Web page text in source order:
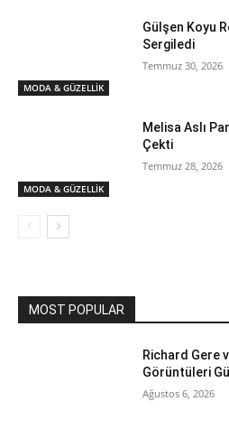
MODA & GÜZELLİK
Gülşen Koyu
Sergiledi
Temmuz 30, 2026
MODA & GÜZELLİK
Melisa Aslı
Çekti
Temmuz 28, 2026
MOST POPULAR
Richard Gere
Görüntüleri
Ağustos 6, 2026